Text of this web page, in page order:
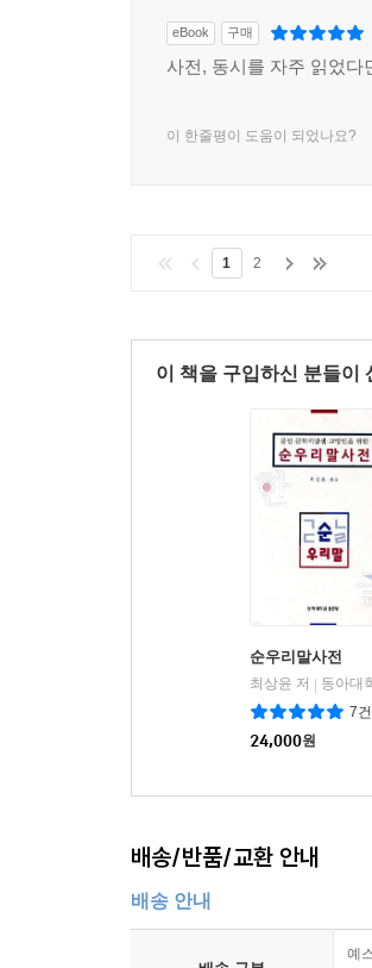
eBook 구매
사전, 동시를 자주 읽었다
이 한줄평이 도움이 되었나요?
1 2
이 책을 구입하신 분들이
순우리말사전
최상윤 저
동아대
7건
24,000원
배송/반품/교환 안내
배송 안내
예